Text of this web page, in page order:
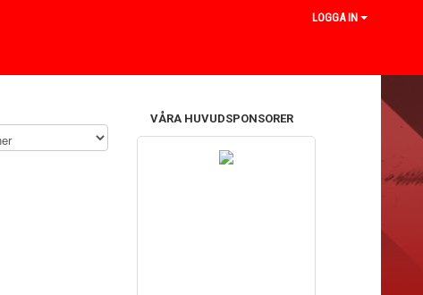
LOGGA IN
VÅRA HUVUDSPONSORER